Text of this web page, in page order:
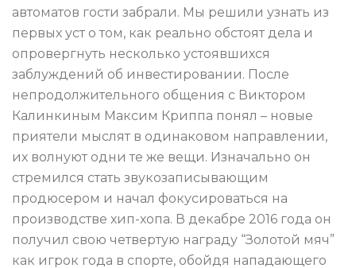
автоматов гости забрали. Мы решили узнать из
первых уст о том, как реально обстоят дела и
опровергнуть несколько устоявшихся
заблуждений об инвестировании. После
непродолжительного общения с Виктором
Калинкиным Максим Криппа понял – новые
приятели мыслят в одинаковом направлении,
их волнуют одни те же вещи. Изначально он
стремился стать звукозаписывающим
продюсером и начал фокусироваться на
производстве хип-хопа. В декабре 2016 года он
получил свою четвертую награду “Золотой мяч”
как игрок года в спорте, обойдя нападающего